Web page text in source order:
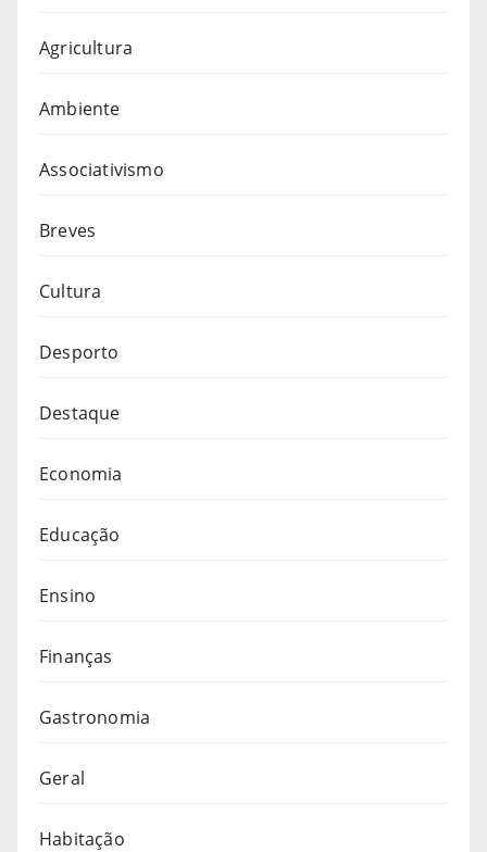
Agricultura
Ambiente
Associativismo
Breves
Cultura
Desporto
Destaque
Economia
Educação
Ensino
Finanças
Gastronomia
Geral
Habitação